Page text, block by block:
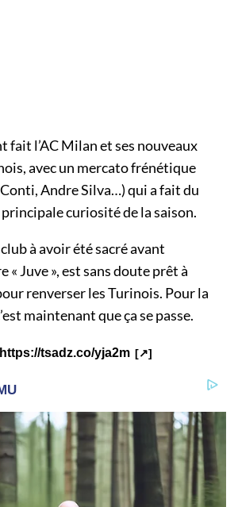
fait l’AC Milan et ses nouveaux
avec un mercato frénétique
Andre Silva…) qui a fait du
curiosité de la saison.
à avoir été sacré avant
« Juve », est sans doute prêt à
renverser les Turinois. Pour la
maintenant que ça se passe.
https://tsadz.co/yja2m